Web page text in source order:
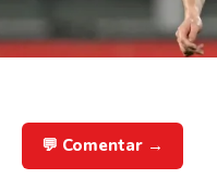
💬 Comentar →